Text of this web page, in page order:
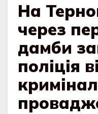
На
через
дамби
поліція